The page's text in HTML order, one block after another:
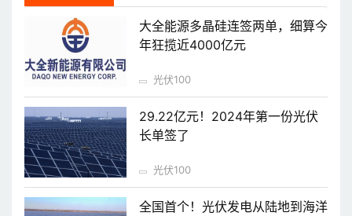
大全能源多晶硅连签两单，细算今
年狂揽近4000亿元
光伏100
29.22亿元！2024年第一份光伏
长单签了
光伏100
全国首个！光伏发电从陆地到海洋